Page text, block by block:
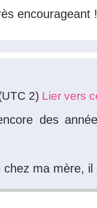
encourageant !
2) Lier vers
des
chez ma mère,